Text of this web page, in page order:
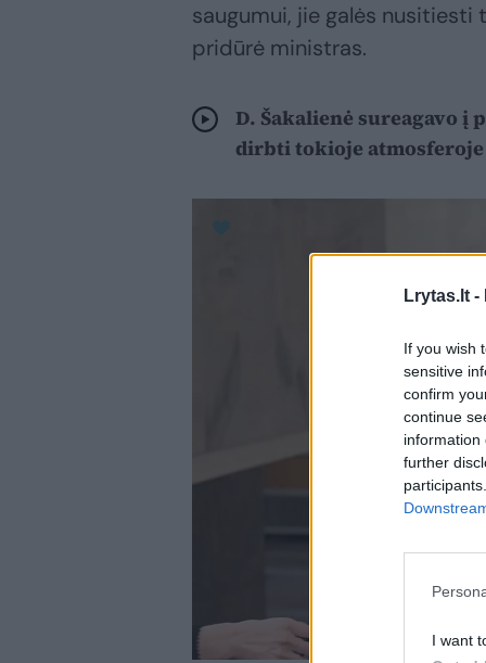
Lrytas.lt -
If you wish
sensitive
confirm
continue
information
further
I want
saugumui, jie galės nusitiesti
pridūrė ministras.
D. Šakalienė sureagavo
dirbti tokioje atmosferoje